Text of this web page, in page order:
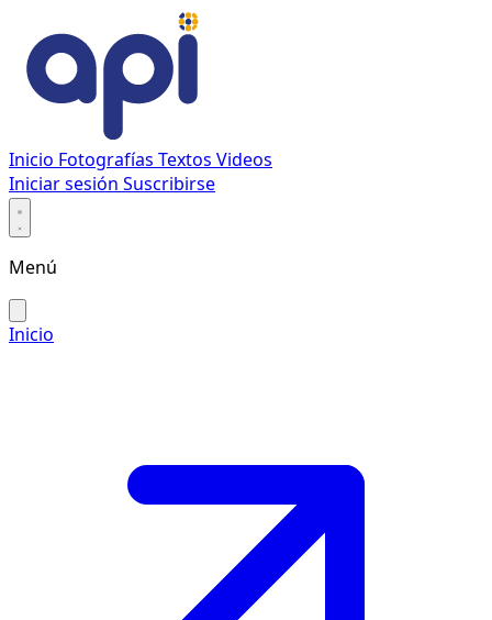
Inicio Fotografías Textos Videos
Iniciar sesión Suscribirse
Menú
Inicio